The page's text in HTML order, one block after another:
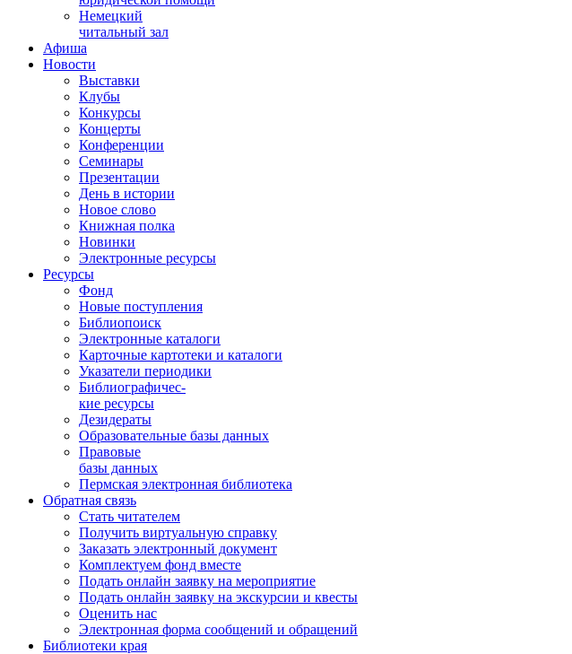
Немецкий
читальный зал
Афиша
Новости
Выставки
Клубы
Конкурсы
Концерты
Конференции
Семинары
Презентации
День в истории
Новое слово
Книжная полка
Новинки
Электронные ресурсы
Ресурсы
Фонд
Новые поступления
Библиопоиск
Электронные каталоги
Карточные картотеки и каталоги
Указатели периодики
Библиографичес-
кие ресурсы
Дезидераты
Образовательные базы данных
Правовые
базы данных
Пермская электронная библиотека
Обратная связь
Стать читателем
Получить виртуальную справку
Заказать электронный документ
Комплектуем фонд вместе
Подать онлайн заявку на мероприятие
Подать онлайн заявку на экскурсии и квесты
Оценить нас
Электронная форма сообщений и обращений
Библиотеки края